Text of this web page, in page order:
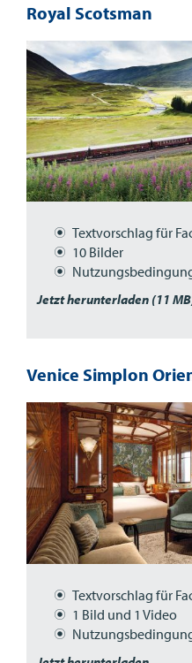
Royal Scotsman
Textvorschlag für
10 Bilder
Jetzt herunterladen (11
Venice Simplon
Textvorschlag für
1 Bild und 1 Video